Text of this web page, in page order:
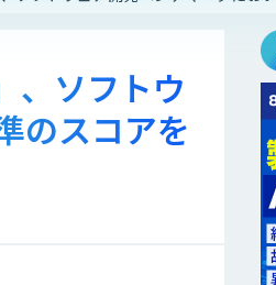
、ソフトウ
のスコアを